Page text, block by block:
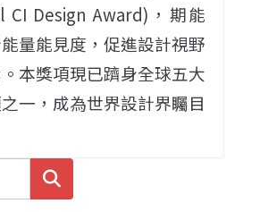
CI Design Award)，期能
量能見度，促進設計視野
本獎項現已躋身全球五大
一，成為世界設計界矚目
搜尋